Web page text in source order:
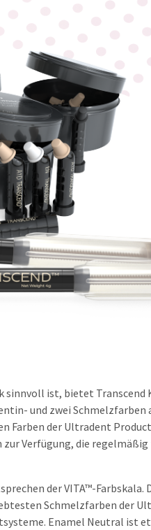
sinnvoll ist, bietet Transcend
und zwei Schmelzfarben
Farben der Ultradent
Verfügung, die
der VITA™-Farbskala.
Schmelzfarben der
Enamel Neutral ist